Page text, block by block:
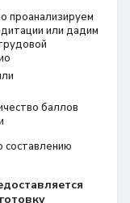
проанализируем
или дадим
баллов
составлению